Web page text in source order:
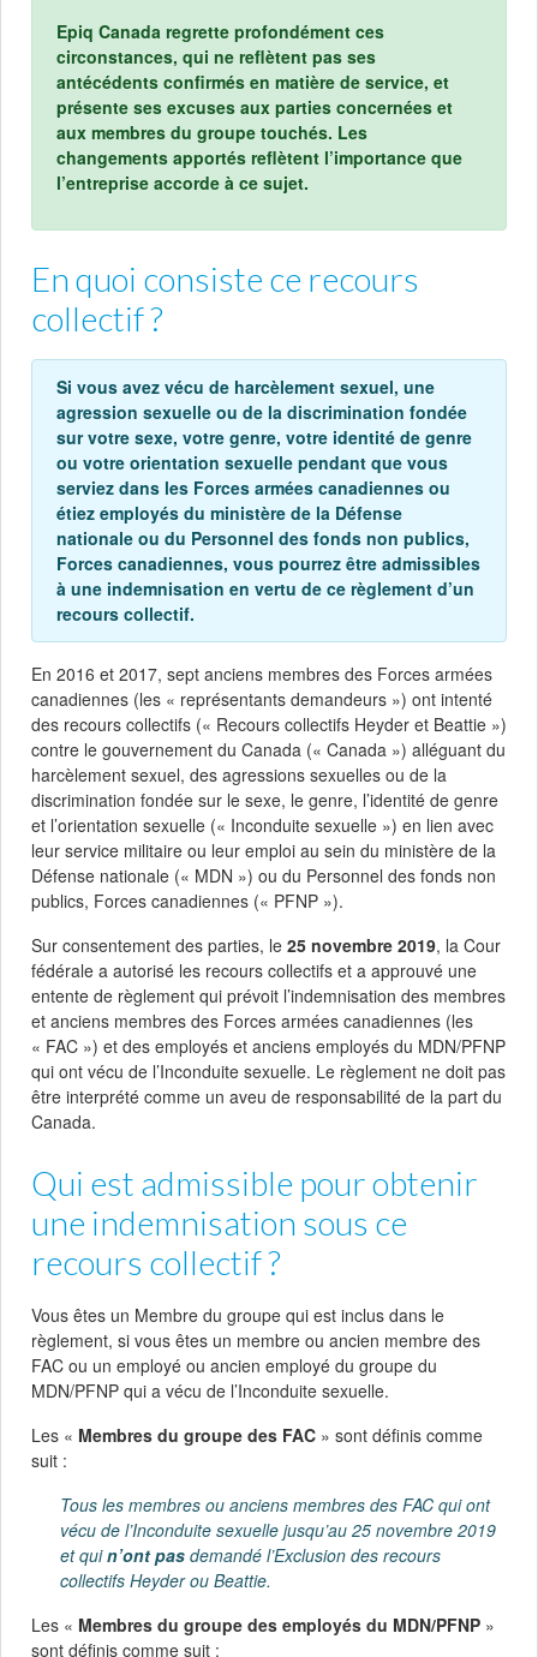
Epiq Canada regrette profondément ces
circonstances, qui ne reflètent pas ses
antécédents confirmés en matière de service, et
présente ses excuses aux parties concernées et
aux membres du groupe touchés. Les
changements apportés reflètent l’importance que
l’entreprise accorde à ce sujet.
En quoi consiste ce recours
collectif ?
Si vous avez vécu de harcèlement sexuel, une
agression sexuelle ou de la discrimination fondée
sur votre sexe, votre genre, votre identité de genre
ou votre orientation sexuelle pendant que vous
serviez dans les Forces armées canadiennes ou
étiez employés du ministère de la Défense
nationale ou du Personnel des fonds non publics,
Forces canadiennes, vous pourrez être admissibles
à une indemnisation en vertu de ce règlement d’un
recours collectif.
En 2016 et 2017, sept anciens membres des Forces armées
canadiennes (les « représentants demandeurs ») ont intenté
des recours collectifs (« Recours collectifs Heyder et Beattie »)
contre le gouvernement du Canada (« Canada ») alléguant du
harcèlement sexuel, des agressions sexuelles ou de la
discrimination fondée sur le sexe, le genre, l’identité de genre
et l’orientation sexuelle (« Inconduite sexuelle ») en lien avec
leur service militaire ou leur emploi au sein du ministère de la
Défense nationale (« MDN ») ou du Personnel des fonds non
publics, Forces canadiennes (« PFNP »).
Sur consentement des parties, le 25 novembre 2019, la Cour
fédérale a autorisé les recours collectifs et a approuvé une
entente de règlement qui prévoit l’indemnisation des membres
et anciens membres des Forces armées canadiennes (les
« FAC ») et des employés et anciens employés du MDN/PFNP
qui ont vécu de l’Inconduite sexuelle. Le règlement ne doit pas
être interprété comme un aveu de responsabilité de la part du
Canada.
Qui est admissible pour obtenir
une indemnisation sous ce
recours collectif ?
Vous êtes un Membre du groupe qui est inclus dans le
règlement, si vous êtes un membre ou ancien membre des
FAC ou un employé ou ancien employé du groupe du
MDN/PFNP qui a vécu de l’Inconduite sexuelle.
Les « Membres du groupe des FAC » sont définis comme
suit :
Tous les membres ou anciens membres des FAC qui ont
vécu de l’Inconduite sexuelle jusqu’au 25 novembre 2019
et quin’ont pas demandé l’Exclusion des recours
collectifs Heyder ou Beattie.
Les « Membres du groupe des employés du MDN/PFNP »
sont définis comme suit :